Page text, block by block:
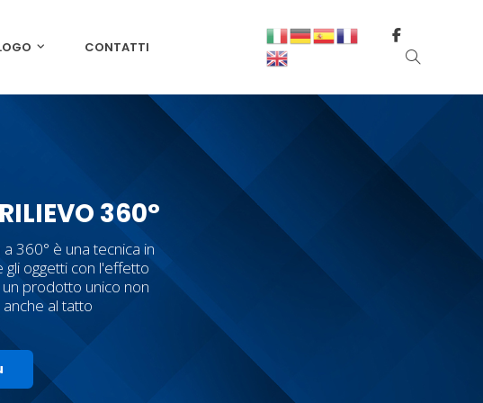
CONTATTI
360°
360° è una tecnica in
gli oggetti con l'effetto
prodotto unico non
al tatto